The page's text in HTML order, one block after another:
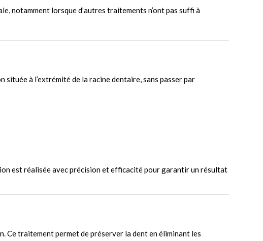
notamment lorsque d’autres traitements n’ont pas suffi à
à l’extrémité de la racine dentaire, sans passer par
est réalisée avec précision et efficacité pour garantir un résultat
Ce traitement permet de préserver la dent en éliminant les